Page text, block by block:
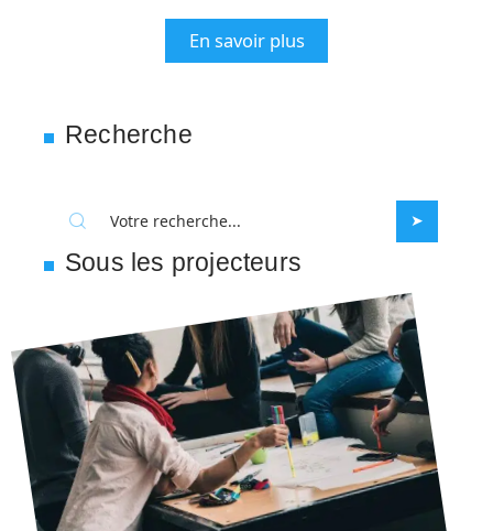
En savoir plus
Recherche
Sous les projecteurs